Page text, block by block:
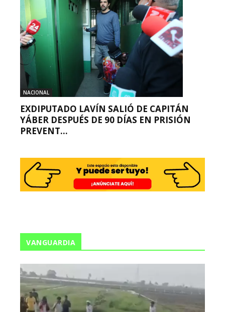
NACIONAL
EXDIPUTADO LAVÍN SALIÓ DE CAPITÁN
YÁBER DESPUÉS DE 90 DÍAS EN PRISIÓN
PREVENT...
VANGUARDIA